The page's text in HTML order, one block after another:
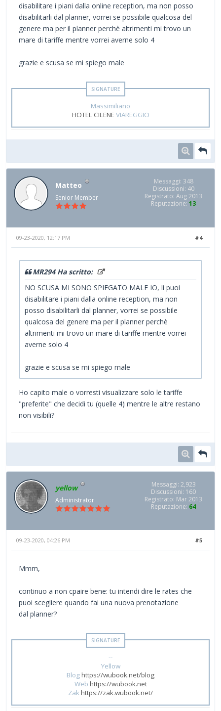
disabilitare i piani dalla online reception, ma non posso
disabilitarli dal planner, vorrei se possibile qualcosa del
genere ma per il planner perchè altrimenti mi trovo un
mare di tariffe mentre vorrei averne solo 4
grazie e scusa se mi spiego male
Massimiliano
HOTEL CILENEVIAREGGIO
Matteo
Senior Member
Messaggi: 348
Discussioni: 40
Registrato: Aug 2013
Reputazione: 13
#4
09-23-2020, 12:17 PM
MR294 Ha scritto:
NO SCUSA MI SONO SPIEGATO MALE IO, li puoi
disabilitare i piani dalla online reception, ma non
posso disabilitarli dal planner, vorrei se possibile
qualcosa del genere ma per il planner perchè
altrimenti mi trovo un mare di tariffe mentre vorrei
averne solo 4
grazie e scusa se mi spiego male
Ho capito male o vorresti visualizzare solo le tariffe
"preferite" che decidi tu (quelle 4) mentre le altre restano
non visibili?
yellow
Administrator
Messaggi: 2,923
Discussioni: 160
Registrato: Mar 2013
Reputazione: 64
#5
09-23-2020, 04:26 PM
Mmm,
continuo a non cpaire bene: tu intendi dire le rates che
puoi scegliere quando fai una nuova prenotazione
dal planner?
--
Yellow
Bloghttps://wubook.net/blog
Web https://wubook.net
Zakhttps://zak.wubook.net/